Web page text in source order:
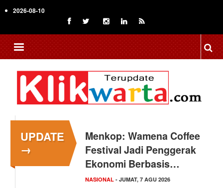
to
content
2026-08-10
UPDATE
→
Menkop: Wamena Coffee
Festival Jadi Penggerak
Ekonomi Berbasis…
NASIONAL - JUMAT, 7 AGU 2026